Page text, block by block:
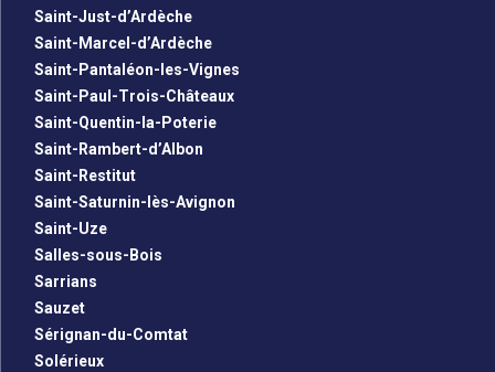
Saint-Just-d’Ardèche
Saint-Marcel-d’Ardèche
Saint-Pantaléon-les-Vignes
Saint-Paul-Trois-Châteaux
Saint-Quentin-la-Poterie
Saint-Rambert-d’Albon
Saint-Restitut
Saint-Saturnin-lès-Avignon
Saint-Uze
Salles-sous-Bois
Sarrians
Sauzet
Sérignan-du-Comtat
Solérieux